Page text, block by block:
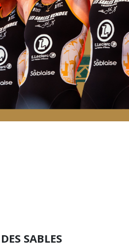
SABLES